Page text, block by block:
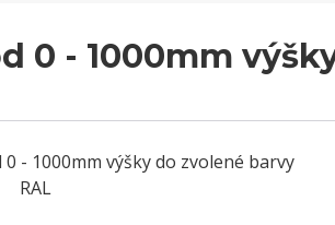
0 - 1000mm